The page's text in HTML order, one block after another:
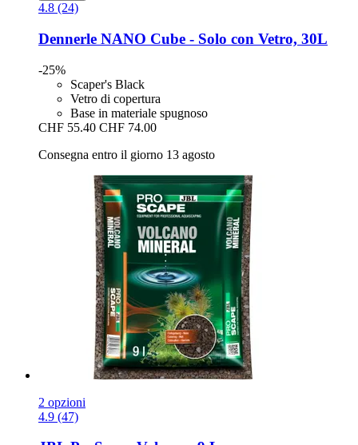
4.8 (24)
Dennerle NANO Cube -​ Solo con Vetro, 30L
-25%
Scaper's Black
Vetro di copertura
Base in materiale spugnoso
CHF 55.40 CHF 74.00
Consegna entro il giorno 13 agosto
2 opzioni
4.9 (47)